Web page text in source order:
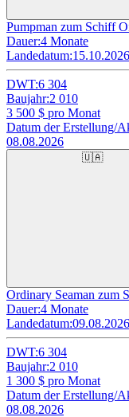
Pumpman zum Schiff
Dauer:4 Monate
Landedatum:15.10.2026
DWT:6 304
Baujahr:2 010
3 500 $ pro Monat
Datum der Erstellung/
08.08.2026
🇺🇦
Ordinary Seaman zum
Dauer:4 Monate
Landedatum:09.08.2026
DWT:6 304
Baujahr:2 010
1 300 $ pro Monat
Datum der Erstellung/
08.08.2026